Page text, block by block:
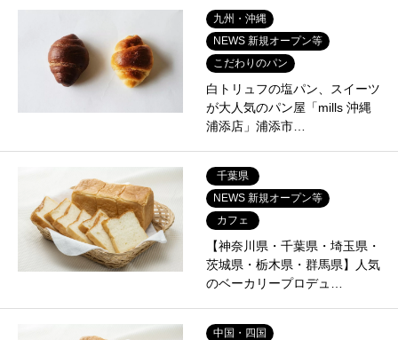
九州・沖縄
NEWS 新規オープン等
こだわりのパン
白トリュフの塩パン、スイーツ
が大人気のパン屋「mills 沖縄
浦添店」浦添市…
千葉県
NEWS 新規オープン等
カフェ
【神奈川県・千葉県・埼玉県・
茨城県・栃木県・群馬県】人気
のベーカリープロデュ…
中国・四国